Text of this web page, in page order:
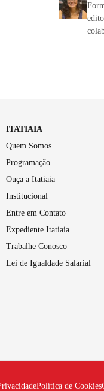
ITATIAIA
Quem Somos
Programação
Ouça a Itatiaia
Institucional
Entre em Contato
Expediente Itatiaia
Trabalhe Conosco
Lei de Igualdade Salarial
Política de Cookies